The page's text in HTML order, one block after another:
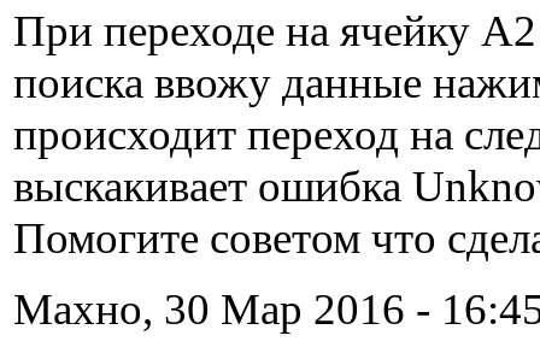
При переходе на ячейку
поиска ввожу данные
происходит переход на
выскакивает ошибка
Помогите советом что
Махно, 30 Мар 2016 -